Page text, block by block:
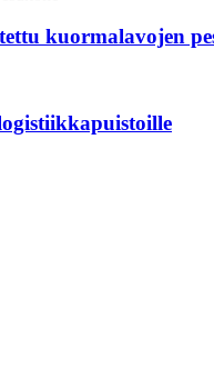
kuormalavojen